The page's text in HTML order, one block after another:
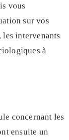
vous
sur vos
les intervenants
à
concernant les
ensuite un